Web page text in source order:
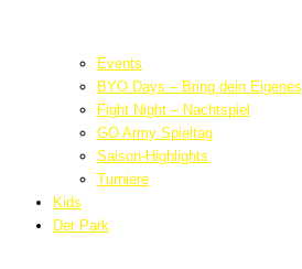
Events
BYO Days – Bring dein Eigenes
Fight Night – Nachtspiel
GO Army Spieltag
Saison-Highlights
Turniere
Kids
Der Park